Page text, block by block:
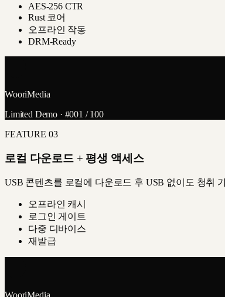
AES-256 CTR
Rust 코어
오프라인 작동
DRM-Ready
WooriMedia
Limited Demo · #001 / 100
FEATURE 03
로컬 다운로드 + 평생 액세스
USB 콘텐츠를 로컬에 다운로드 후 USB 없이도 청취
오프라인 캐시
로그인 게이트
다중 디바이스
재발급